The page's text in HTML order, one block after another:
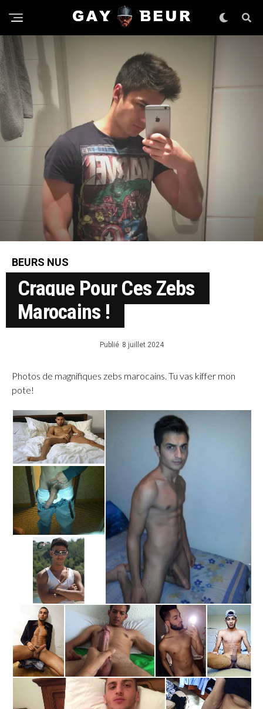
BEURS NUS
Craque Pour Ces Zebs
Marocains !
Publié 8 juillet 2024
Photos de magnifiques zebs marocains. Tu vas kiffer mon
pote!